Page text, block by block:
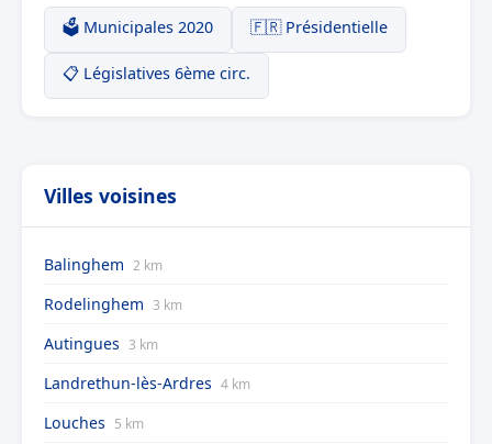
🗳️ Municipales 2020 🇫🇷 Présidentielle
📋 Législatives 6ème circ.
Villes voisines
Balinghem 2 km
Rodelinghem 3 km
Autingues 3 km
Landrethun-lès-Ardres 4 km
Louches 5 km